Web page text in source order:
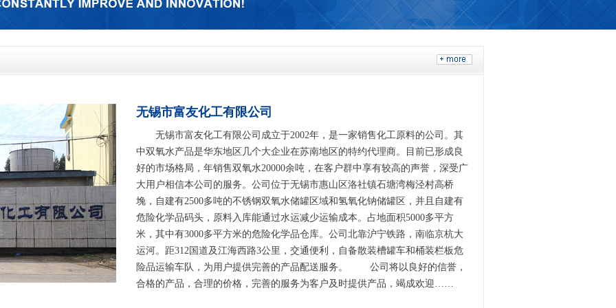
无锡市富友化工有限公司
无锡市富友化工有限公司成立于2002年，是一家销售化工原料的公司。其
中双氧水产品是华东地区几个大企业在苏南地区的特约代理商。目前已形成良
好的市场格局，年销售双氧水20000余吨，在客户群中享有较高的声誉，深受广
大用户相信本公司的服务。公司位于无锡市惠山区洛社镇石塘湾梅泾村高桥
堍，自建有2500多吨的不锈钢双氧水储罐区域和氢氧化钠储罐区，并且自建有
危险化学品码头，原料入库能通过水运减少运输成本。占地面积5000多平方
米，其中有3000多平方米的危险化学品仓库。公司北靠沪宁铁路，南临京杭大
运河。距312国道及江海西路3公里，交通便利，自备散装槽罐车和桶装栏板危
险品运输车队，为用户提供完善的产品配送服务。 公司将以良好的信誉，
合格的产品，合理的价格，完善的服务为客户及时提供产品，竭成欢迎……